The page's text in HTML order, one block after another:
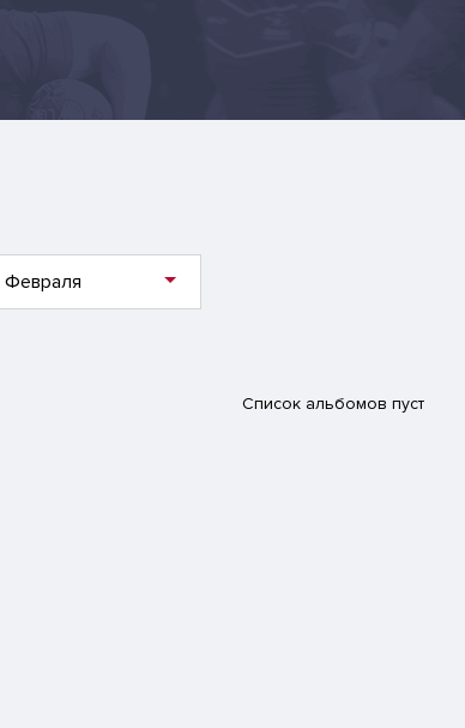
Февраля
Список альбомов пуст